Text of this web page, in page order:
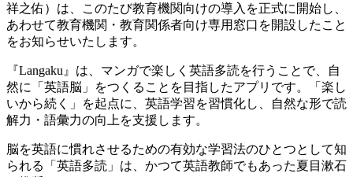
祥之佑）は、このたび教育機関向けの導入を正式に開始し、
あわせて教育機関・教育関係者向け専用窓口を開設したこと
をお知らせいたします。
『Langaku』は、マンガで楽しく英語多読を行うことで、自
然に「英語脳」をつくることを目指したアプリです。「楽し
いから続く」を起点に、英語学習を習慣化し、自然な形で読
解力・語彙力の向上を支援します。
脳を英語に慣れさせるための有効な学習法のひとつとして知
られる「英語多読」は、かつて英語教師でもあった夏目漱石